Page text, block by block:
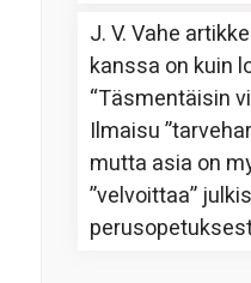
J. V. Vahe
kanssa on kuin
“Täsmentäisin
Ilmaisu
mutta asia on
”velvoittaa”